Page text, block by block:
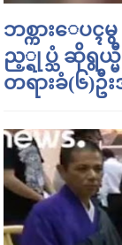
ဘစ္ကားေပ
ည့္ရုပ္သံ ဆိုရွယ္
တရားခံ(၆)ဦ